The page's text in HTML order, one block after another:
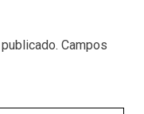
Campos